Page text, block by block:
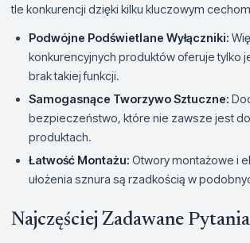
tle konkurencji dzięki kilku kluczowym
Podwójne Podświetlane Wyłączniki:
konkurencyjnych produktów oferuje tylko
brak takiej funkcji.
Samogasnące Tworzywo Sztuczne:
bezpieczeństwo, które nie zawsze jest
produktach.
Łatwość Montażu: Otwory montażowe i
ułożenia sznura są rzadkością w
Najczęściej Zadawane